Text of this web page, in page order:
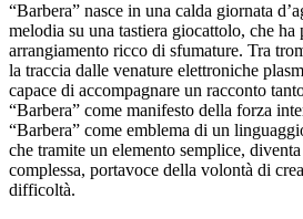
“Barbera” nasce in una calda giornata
melodia su una tastiera giocattolo, che
arrangiamento ricco di sfumature. Tra
la traccia dalle venature elettroniche
capace di accompagnare un racconto
“Barbera” come manifesto della forza
“Barbera” come emblema di un
che tramite un elemento semplice,
complessa, portavoce della volontà di
difficoltà.